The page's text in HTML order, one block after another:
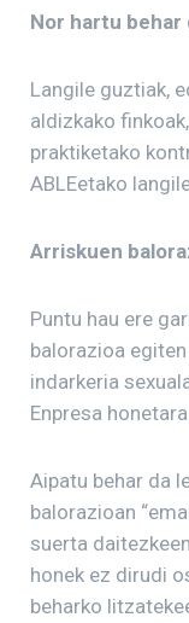
Nor hartu behar
Langile guztiak,
aldizkako
praktiketako
ABLEetako
Arriskuen
Puntu hau ere
balorazioa
indarkeria
Enpresa
Aipatu behar da
balorazioan
suerta
honek ez dirudi
beharko